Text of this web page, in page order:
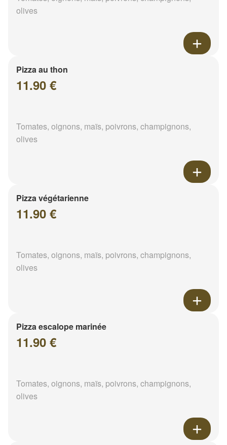
olives
Pizza au thon
11.90 €
Tomates, oignons, maïs, poivrons, champignons,
olives
Pizza végétarienne
11.90 €
Tomates, oignons, maïs, poivrons, champignons,
olives
Pizza escalope marinée
11.90 €
Tomates, oignons, maïs, poivrons, champignons,
olives